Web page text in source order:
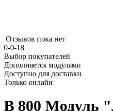
Отзывов пока нет
0-0-18
Выбор покупателей
Дополняется модулями
Доступно для доставки
Только онлайн
В 800 Модуль